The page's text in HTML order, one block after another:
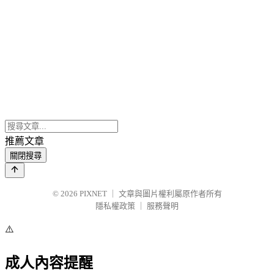
推薦文章
關閉搜尋
© 2026 PIXNET
文章與圖片權利屬原作者所有
隱私權政策
服務聲明
⚠️
成人內容提醒